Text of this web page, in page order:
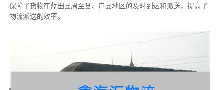
保障了货物在蓝田县周至县、户县地区的及时到达和派送，提高了
物流派送的效率。